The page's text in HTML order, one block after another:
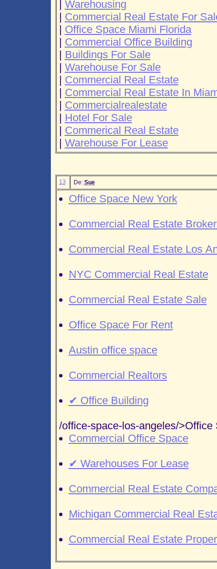
Warehousing
| Commercial Real Estate For
| Office Space Miami Florida
| Commercial Office Building
| Buildings For Sale
| Warehouse For Sale
| Commercial Real Estate
| Commercial Real Estate In
| Commercialrealestate
| Hotel For Sale
| Commerical Real Estate
| Warehouse For Lease
13 De: Sue
Office Space New York
Commercial Real Estate
Commercial Real Estate Los
NYC Commercial Real Estate
Commercial Real Estate Sale
Office Space For Rent
Austin office space
Commercial Realtors
✔ Office Building
/office-space-los-angeles/>Office
Commercial Office Space
✔ Warehouses For Lease
Commercial Real Estate
Michigan Commercial Real
Commercial Real Estate